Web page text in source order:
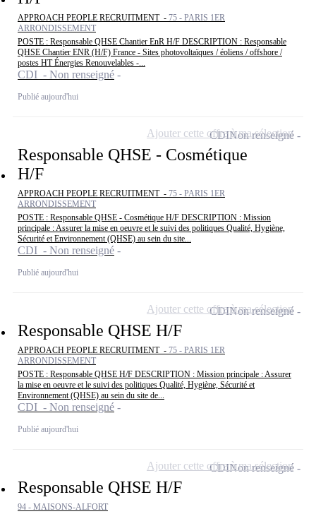
APPROACH PEOPLE RECRUITMENT - 75 - PARIS 1ER
ARRONDISSEMENT
POSTE : Responsable QHSE Chantier EnR H/F DESCRIPTION : Responsable
QHSE Chantier ENR (H/F) France - Sites photovoltaïques / éoliens / offshore /
postes HT Énergies Renouvelables -...
CDI - Non renseigné
Publié aujourd'hui
Responsable QHSE - Cosmétique
H/F
APPROACH PEOPLE RECRUITMENT - 75 - PARIS 1ER
ARRONDISSEMENT
POSTE : Responsable QHSE - Cosmétique H/F DESCRIPTION : Mission
principale : Assurer la mise en oeuvre et le suivi des politiques Qualité, Hygiène,
Sécurité et Environnement (QHSE) au sein du site...
CDI - Non renseigné
Publié aujourd'hui
CDINon renseigné
Ajouter cette offre à ma sélection
Responsable QHSE H/F
APPROACH PEOPLE RECRUITMENT - 75 - PARIS 1ER
ARRONDISSEMENT
POSTE : Responsable QHSE H/F DESCRIPTION : Mission principale : Assurer
la mise en oeuvre et le suivi des politiques Qualité, Hygiène, Sécurité et
Environnement (QHSE) au sein du site de...
CDI - Non renseigné
Publié aujourd'hui
CDINon renseigné
Ajouter cette offre à ma sélection
Responsable QHSE H/F
94 - MAISONS-ALFORT
CDINon renseigné
Ajouter cette offre à ma sélection